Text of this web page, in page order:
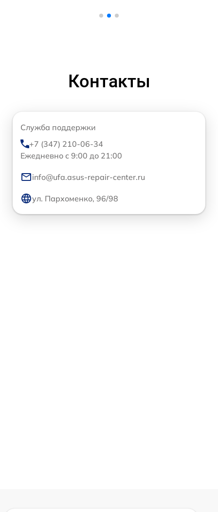
Контакты
Служба поддержки
+7 (347) 210-06-34
Ежедневно с 9:00 до 21:00
info@ufa.asus-repair-center.ru
ул. Пархоменко, 96/98